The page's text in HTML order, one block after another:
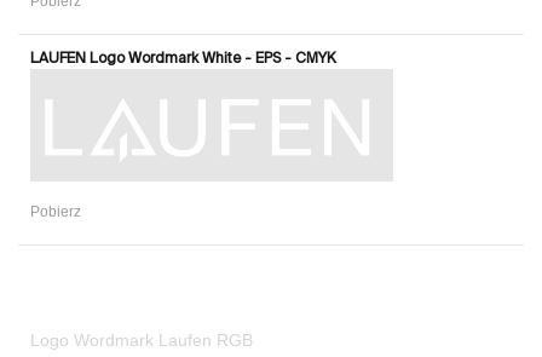
LAUFEN Logo Wordmark White - EPS - CMYK
Pobierz
Logo Wordmark Laufen RGB